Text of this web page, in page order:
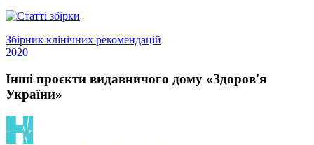
Збірник клінічних рекомендацій
2020
Інші проєкти видавничого дому «Здоров'я
України»